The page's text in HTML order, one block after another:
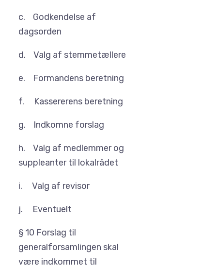
c. Godkendelse af
dagsorden
d. Valg af stemmetællere
e. Formandens beretning
f. Kassererens beretning
g. Indkomne forslag
h. Valg af medlemmer og
suppleanter til lokalrådet
i. Valg af revisor
j. Eventuelt
§ 10 Forslag til
generalforsamlingen skal
være indkommet til